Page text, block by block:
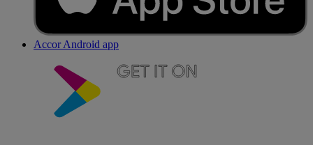
Accor Android app